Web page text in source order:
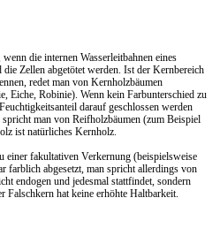
die internen Wasserleitbahnen eines
Zellen abgetötet werden. Ist der Kernbereich
redet man von Kernholzbäumen
Eiche, Robinie). Wenn kein Farbunterschied zu
darauf geschlossen werden
man von Reifholzbäumen (zum Beispiel
ist natürliches Kernholz.
einer fakultativen Verkernung (beispielsweise
farblich abgesetzt, man spricht allerdings von
endogen und jedesmal stattfindet, sondern
Falschkern hat keine erhöhte Haltbarkeit.